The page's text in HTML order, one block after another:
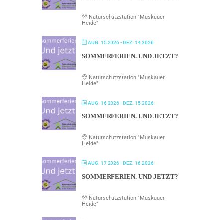
Naturschutzstation "Muskauer
Heide"
AUG. 15 2026- DEZ. 14 2026
SOMMERFERIEN. UND JETZT?
Naturschutzstation "Muskauer
Heide"
AUG. 16 2026- DEZ. 15 2026
SOMMERFERIEN. UND JETZT?
Naturschutzstation "Muskauer
Heide"
AUG. 17 2026- DEZ. 16 2026
SOMMERFERIEN. UND JETZT?
Naturschutzstation "Muskauer
Heide"